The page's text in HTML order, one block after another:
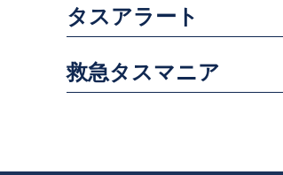
タスアラート
救急タスマニア